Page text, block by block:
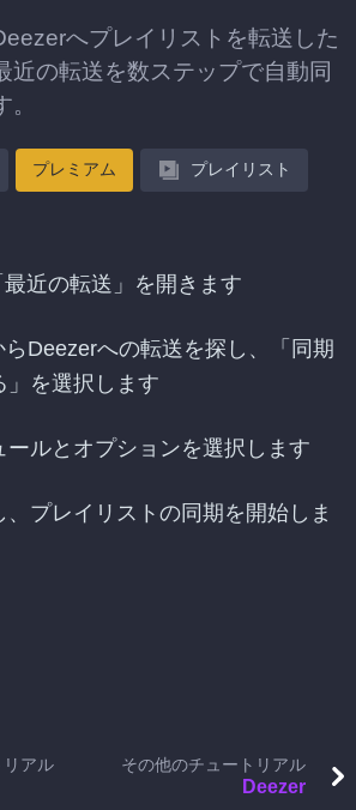
へプレイリストを転送した
近の転送を数ステップで自動同
プレミアム プレイリスト
近の転送」を開きます
Deezerへの転送を探し、「同期
」を選択します
ールとオプションを選択します
、プレイリストの同期を開始しま
リアル その他のチュートリアル
Deezer